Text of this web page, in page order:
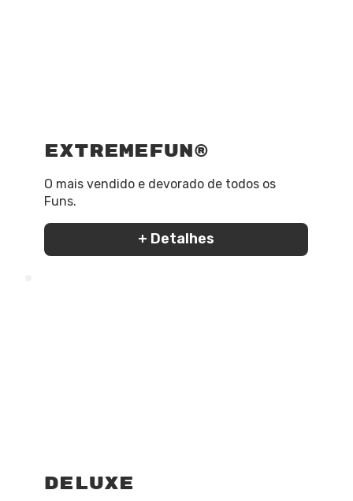
ExtremeFun®
O mais vendido e devorado de todos os
Funs.
+ Detalhes
Deluxe